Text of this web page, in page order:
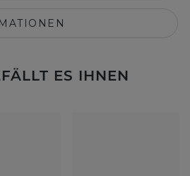
ES IHNEN